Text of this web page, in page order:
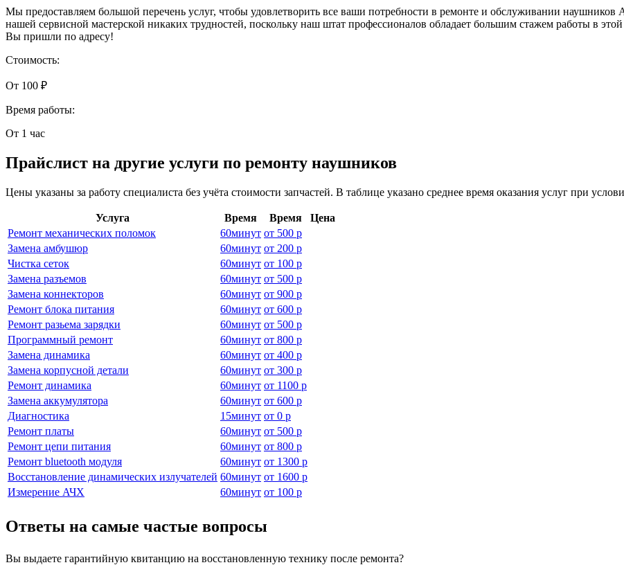
Мы предоставляем большой перечень услуг, чтобы удовлетворить все ваши потребности в ремонте и обслуживании
нашей сервисной мастерской никаких трудностей, поскольку наш штат профессионалов обладает большим стажем работы в
Вы пришли по адресу!
Стоимость:
От 100 ₽
Время работы:
От 1 час
Прайслист на другие услуги по ремонту наушников
Цены указаны за работу специалиста без учёта стоимости запчастей. В таблице указано среднее время оказания услуг при
Услуга Время Время
Цена
Ремонт механических поломок
60минут от 500 р
Замена амбушюр
60минут от 200 р
Чистка сеток
60минут от 100 р
Замена разъемов
60минут от 500 р
Замена коннекторов
60минут от 900 р
Ремонт блока питания
60минут от 600 р
Ремонт разьема зарядки
60минут от 500 р
Программный ремонт
60минут от 800 р
Замена динамика
60минут от 400 р
Замена корпусной детали
60минут от 300 р
Ремонт динамика
60минут от 1100 р
Замена аккумулятора
60минут от 600 р
Диагностика
15минут от 0 р
Ремонт платы
60минут от 500 р
Ремонт цепи питания
60минут от 800 р
Ремонт bluetooth модуля
60минут от 1300 р
Восстановление динамических излучателей 60минут от 1600 р
Измерение АЧХ
60минут от 100 р
Ответы на самые частые вопросы
Вы выдаете гарантийную квитанцию на восстановленную технику после ремонта?